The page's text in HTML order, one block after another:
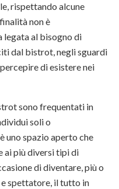
rispettando alcune
non è
al bisogno di
dal bistrot, negli sguardi
di esistere nei
sono frequentati in
soli o
uno spazio aperto che
ai più diversi tipi di
di diventare, più o
spettatore, il tutto in